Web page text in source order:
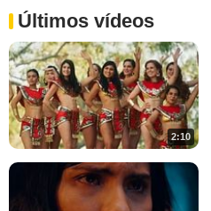
Últimos vídeos
2:10